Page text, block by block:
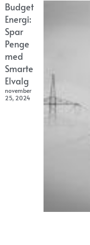
Budget
Energi:
Spar
Penge
med
Smarte
Elvalg
november
25, 2024